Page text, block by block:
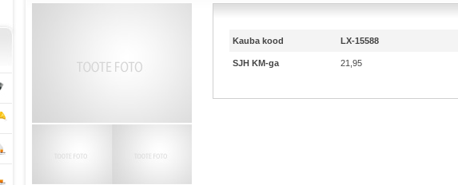
Kauba kood LX-15588
SJH KM-ga 21,95